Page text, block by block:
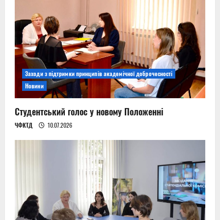
Заходи з підтримки принципів академічної доброчесності
Новини
Студентський голос у новому Положенні
ЧФКТД 10.07.2026